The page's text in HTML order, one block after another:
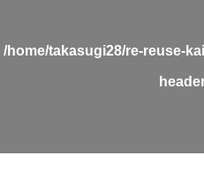
/home/takasugi28/re-reuse-